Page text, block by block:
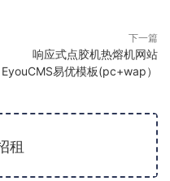
下一篇
响应式点胶机热熔机网站
EyouCMS易优模板(pc+wap）
租